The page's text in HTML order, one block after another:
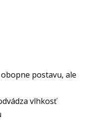
postavu, ale
vlhkosť